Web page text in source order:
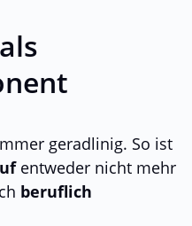
geradlinig. So ist
entweder nicht mehr
beruflich